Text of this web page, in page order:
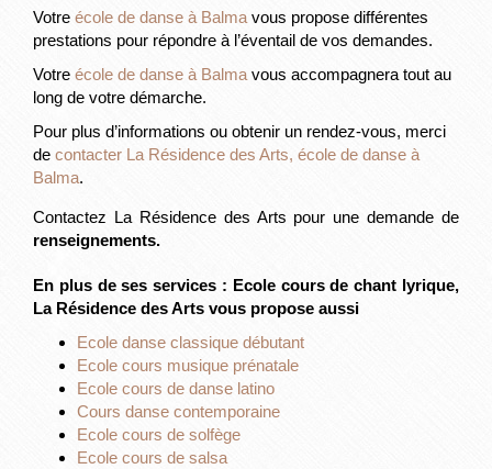
Votre école de danse à Balma vous propose différentes
prestations pour répondre à l’éventail de vos demandes.
Votre école de danse à Balma vous accompagnera tout au
long de votre démarche.
Pour plus d’informations ou obtenir un rendez-vous, merci
de contacter La Résidence des Arts, école de danse à
Balma.
Contactez La Résidence des Arts pour une demande de
renseignements.
En plus de ses services : Ecole cours de chant lyrique,
La Résidence des Arts vous propose aussi
Ecole danse classique débutant
Ecole cours musique prénatale
Ecole cours de danse latino
Cours danse contemporaine
Ecole cours de solfège
Ecole cours de salsa